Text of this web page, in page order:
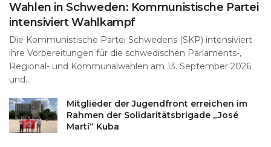
Wahlen in Schweden: Kommunistische Partei
intensiviert Wahlkampf
Die Kommunistische Partei Schwedens (SKP) intensiviert
ihre Vorbereitungen für die schwedischen Parlaments-,
Regional- und Kommunalwahlen am 13. September 2026
und...
Mitglieder der Jugendfront erreichen im
Rahmen der Solidaritätsbrigade „José
Martí“ Kuba